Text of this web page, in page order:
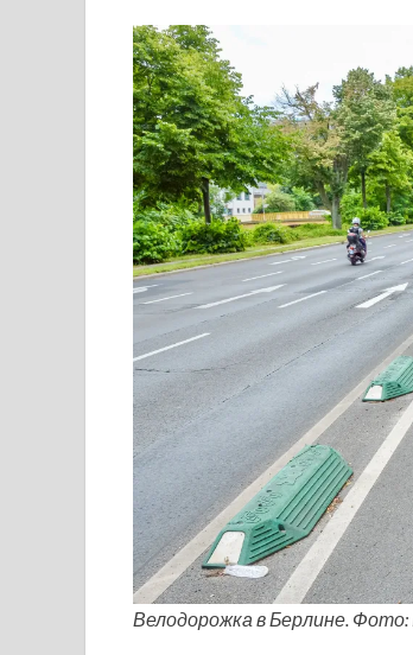
Велодорожка в Берлине. Фото: